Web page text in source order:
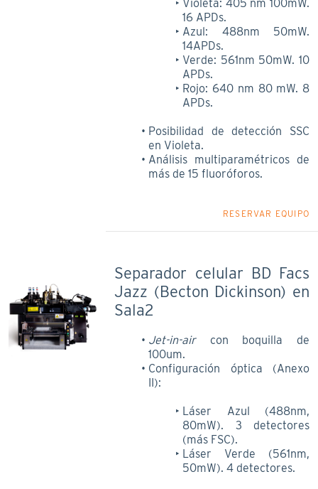
Violeta: 405 nm 100mW.
16 APDs.
Azul: 488nm 50mW.
14APDs.
Verde: 561nm 50mW. 10
APDs.
Rojo: 640 nm 80 mW. 8
APDs.
Posibilidad de detección SSC
en Violeta.
Análisis multiparamétricos de
más de 15 fluoróforos.
RESERVAR EQUIPO
Separador celular BD Facs
Jazz (Becton Dickinson) en
Sala2
Jet-in-aircon boquilla de
100um.
Configuración óptica (Anexo
II):
Láser Azul (488nm,
80mW). 3 detectores
(más FSC).
Láser Verde (561nm,
50mW). 4 detectores.